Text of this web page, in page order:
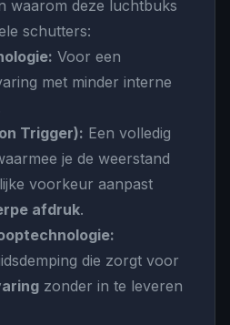
waarom deze luchtbuks
schutters:
Voor een
met minder interne
Trigger): Een volledig
je de weerstand
voorkeur aanpast
afdruk.
die zorgt voor
zonder in te leveren